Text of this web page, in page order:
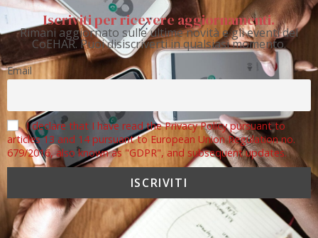
Iscriviti per ricevere aggiornamenti.
Rimani aggiornato sulle ultime novità e gli eventi del
CoEHAR. Puoi disiscriverti in qualsiasi momento.
Email
I declare that I have read the Privacy Policy pursuant to
articles 13 and 14 pursuant to European Union Regulation no.
679/2016, also known as "GDPR", and subsequent updates.